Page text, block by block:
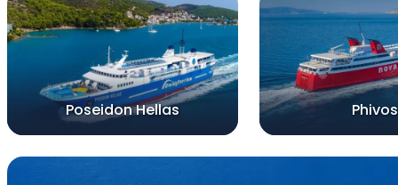
Poseidon Hellas Phivos